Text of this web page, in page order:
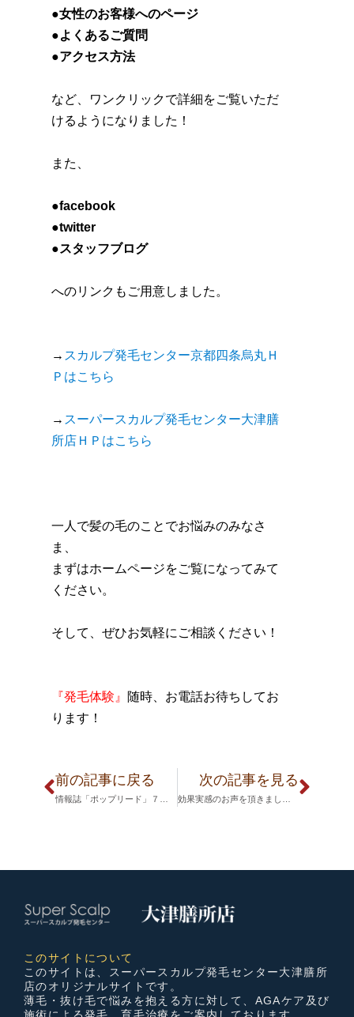
●女性のお客様へのページ
●よくあるご質問
●アクセス方法
など、ワンクリックで詳細をご覧いただ
けるようになりました！
また、
●facebook
●twitter
●スタッフブログ
へのリンクもご用意しました。
→ スカルプ発毛センター京都四条烏丸Ｈ
Ｐはこちら
→ スーパースカルプ発毛センター大津膳
所店ＨＰはこちら
一人で髪の毛のことでお悩みのみなさ
ま、
まずはホームページをご覧になってみて
ください。
そして、ぜひお気軽にご相談ください！
『発毛体験』
随時、お電話お待ちしてお
ります！
前の記事に戻る 次の記事を見る
このサイトについて
このサイトは、スーパースカルプ発毛センター大津膳所
店のオリジナルサイトです。
薄毛・抜け毛で悩みを抱える方に対して、AGAケア及び
施術による発毛、育毛治療をご案内しております。